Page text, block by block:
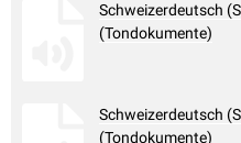
Schweizerdeutsch
(Tondokumente)
Schweizerdeutsch
(Tondokumente)